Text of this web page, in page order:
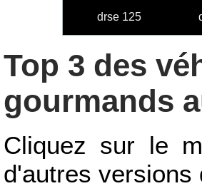
drse 125
Top 3 des
gourmands
Cliquez sur le
d'autres versions